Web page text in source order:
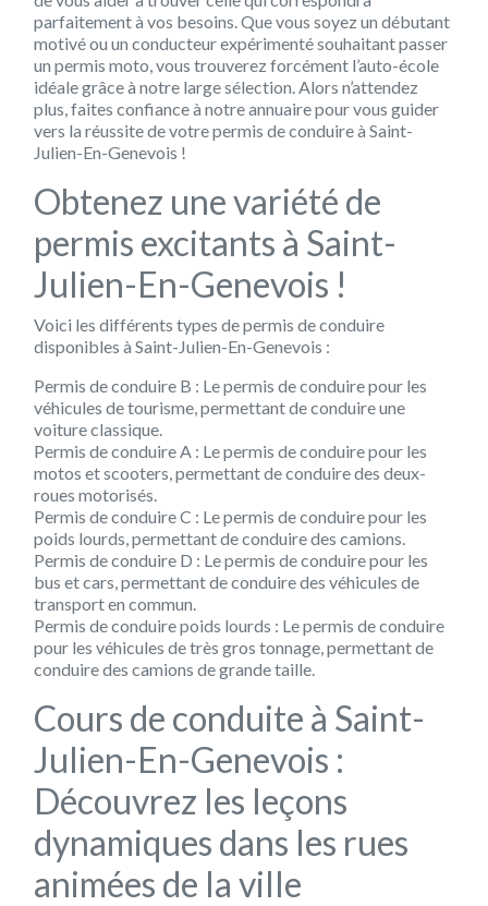
parfaitement à vos besoins. Que vous soyez un débutant
motivé ou un conducteur expérimenté souhaitant passer
un permis moto, vous trouverez forcément l’auto-école
idéale grâce à notre large sélection. Alors n’attendez
plus, faites confiance à notre annuaire pour vous guider
vers la réussite de votre permis de conduire à Saint-
Julien-En-Genevois !
Obtenez une variété de
permis excitants à Saint-
Julien-En-Genevois !
Voici les différents types de permis de conduire
disponibles à Saint-Julien-En-Genevois :
Permis de conduire B : Le permis de conduire pour les
véhicules de tourisme, permettant de conduire une
voiture classique.
Permis de conduire A : Le permis de conduire pour les
motos et scooters, permettant de conduire des deux-
roues motorisés.
Permis de conduire C : Le permis de conduire pour les
poids lourds, permettant de conduire des camions.
Permis de conduire D : Le permis de conduire pour les
bus et cars, permettant de conduire des véhicules de
transport en commun.
Permis de conduire poids lourds : Le permis de conduire
pour les véhicules de très gros tonnage, permettant de
conduire des camions de grande taille.
Cours de conduite à Saint-
Julien-En-Genevois :
Découvrez les leçons
dynamiques dans les rues
animées de la ville